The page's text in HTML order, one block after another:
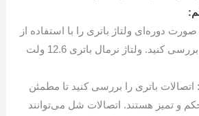
صورت دوره‌ای ولتاژ باتری را با استفاده از
ولت‌متر بررسی کنید. ولتاژ نرمال باتری 12.6 ولت
اتصالات باتری را بررسی کنید تا مطمئن
و تمیز هستند. اتصالات شل می‌توانند